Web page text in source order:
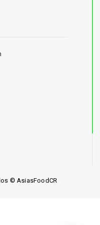
© AsiasFoodCR